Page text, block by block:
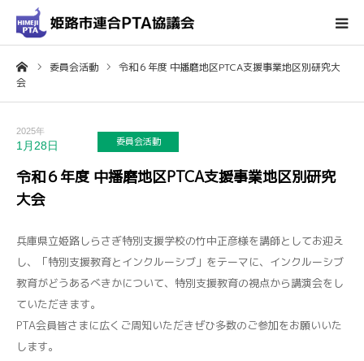
委員会活動
令和６年度 中播磨地区PTCA支援事業地区別研究大
会
2025年
1月28日 委員会活動
令和６年度 中播磨地区PTCA支援事業地区別研究
大会
兵庫県立姫路しらさぎ特別支援学校の竹中正彦様を講師としてお迎え
し、「特別支援教育とインクルーシブ」をテーマに、インクルーシブ
教育がどうあるべきかについて、特別支援教育の視点から講演会をし
ていただきます。
PTA会員皆さまに広くご周知いただきぜひ多数のご参加をお願いいた
します。
ホーム
各種ダウンロード
お問い合わせ